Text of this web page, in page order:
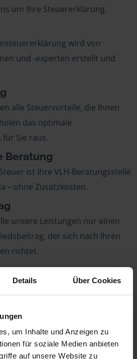
Details Über Cookies
um Inhalte und Anzeigen zu
für soziale Medien anbieten
auf unsere Website zu
um Ihre Steuererklärung.
wird von
und -experten erstellt und
alle Steuervorteile, die Ihnen
das optimale
Sie raus.
Beratung
ist Ihre VLH-Beratungsstelle
– ohne Zusatzkosten.
unsere Leistungen nur einen
der sich nach Ihren
richtet.